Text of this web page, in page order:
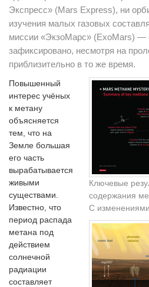
Экспресс» (Mars Express), ни
изучения малых газовых
миссии «ЭкзоМарс» (ExoMars) —
зафиксировано, несмотря на
приблизительно в то же время.
Ключевые
содержания
С
Повышенный
интерес учёных
к метану
объясняется
тем, что на
Земле большая
его часть
вырабатывается
живыми
существами.
Известно, что
период распада
метана под
действием
солнечной
радиации
составляет